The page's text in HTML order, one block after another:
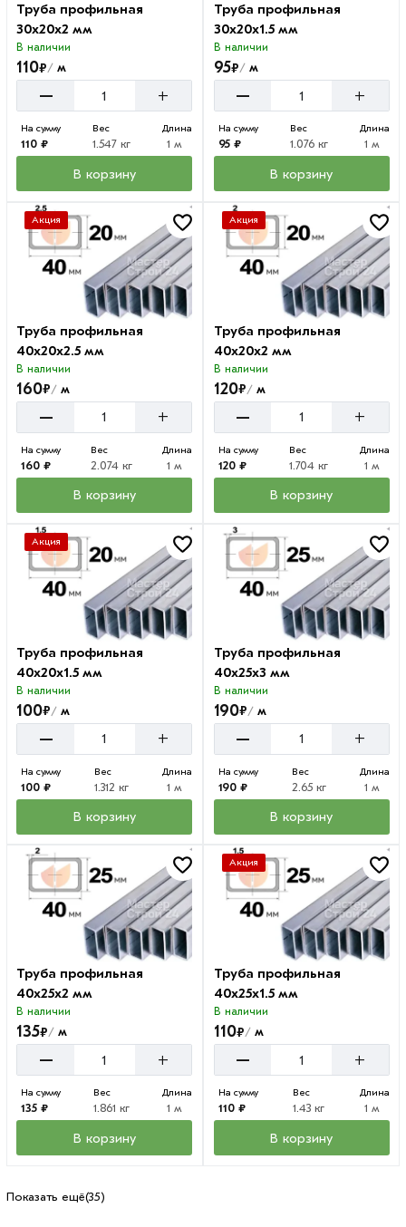
Труба профильная
30х20х2 мм
В наличии
110₽/ м
– +
На сумму
110 ₽
Вес
1.547 кг
Длина
1 м
В корзину
Труба профильная
30х20х1.5 мм
В наличии
95₽/м
– +
На сумму
95 ₽
Вес
1.076 кг
Длина
1 м
В корзину
Акция
Труба профильная
40х20х2.5 мм
В наличии
160₽/ м
– +
На сумму
160 ₽
Вес
2.074 кг
Длина
1 м
В корзину
Акция
Труба профильная
40х20х2 мм
В наличии
120₽/м
– +
На сумму
120 ₽
Вес
1.704 кг
Длина
1 м
В корзину
Акция
Труба профильная
40х20х1.5 мм
В наличии
100₽/ м
– +
На сумму
100 ₽
Вес
1.312 кг
Длина
1 м
В корзину
Труба профильная
40х25х3 мм
В наличии
190₽/м
– +
На сумму
190 ₽
Вес
2.65 кг
Длина
1 м
В корзину
Труба профильная
40х25х2 мм
В наличии
135₽/ м
– +
На сумму
135 ₽
Вес
1.861 кг
Длина
1 м
В корзину
Акция
Труба профильная
40х25х1.5 мм
В наличии
110₽/м
– +
На сумму
110 ₽
Вес
1.43 кг
Длина
1 м
В корзину
Показать ещё(35)